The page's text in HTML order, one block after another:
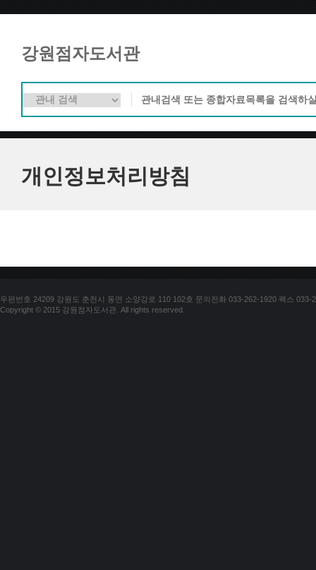
강원점자도서관
개인정보처리방침
우편번호 24209 강원도 춘천시 동면 소양강로 110 102호 문의전화 033-262-1920 팩스 033-
Copyright © 2015 강원점자도서관. All rights reserved.